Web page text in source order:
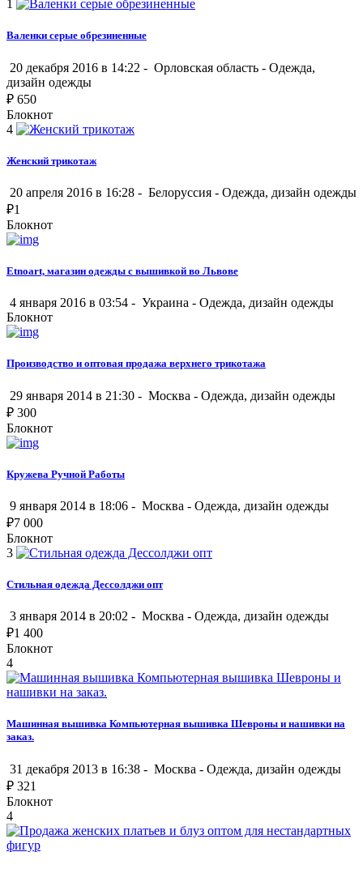
1
Валенки серые обрезиненные
20 декабря 2016 в 14:22 - Орловская область - Одежда,
дизайн одежды
₽ 650
Блокнот
4
Женский трикотаж
20 апреля 2016 в 16:28 - Белоруссия - Одежда, дизайн одежды
₽1
Блокнот
Etnoart, магазин одежды с вышивкой во Львове
4 января 2016 в 03:54 - Украина - Одежда, дизайн одежды
Блокнот
Производство и оптовая продажа верхнего трикотажа
29 января 2014 в 21:30 - Москва - Одежда, дизайн одежды
₽ 300
Блокнот
Кружева Ручной Работы
9 января 2014 в 18:06 - Москва - Одежда, дизайн одежды
₽7 000
Блокнот
3
Стильная одежда Дессолджи опт
3 января 2014 в 20:02 - Москва - Одежда, дизайн одежды
₽1 400
Блокнот
4
Машинная вышивка Компьютерная вышивка Шевроны и нашивки на
заказ.
31 декабря 2013 в 16:38 - Москва - Одежда, дизайн одежды
₽ 321
Блокнот
4